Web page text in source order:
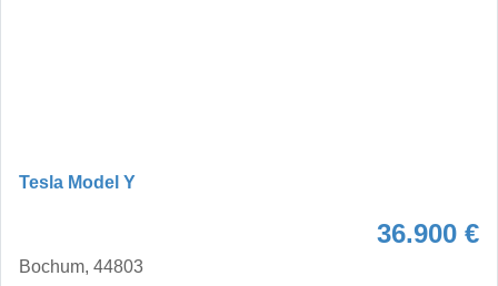
Tesla Model Y
36.900 €
Bochum, 44803